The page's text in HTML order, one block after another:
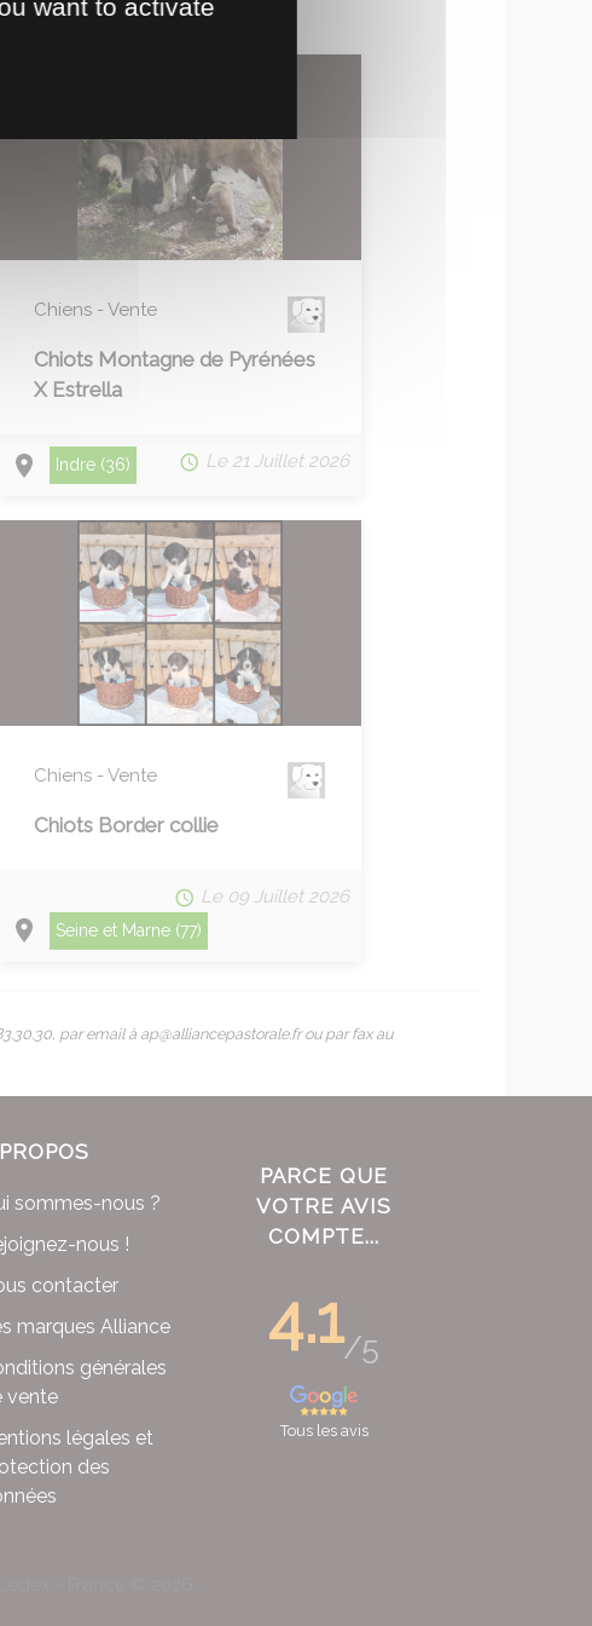
Chiens - Vente
Chiots Montagne de Pyrénées
X Estrella
Le 21 Juillet 2026
Indre (36)
Chiens - Vente
Chiots Border collie
Le 09 Juillet 2026
Seine et Marne (77)
par email à ap@alliancepastorale.frou par fax au
sommes-nous ?
nous !
contacter
marques Alliance
générales
vente
légales et
des
PARCE QUE
VOTRE AVIS
COMPTE...
4.1/5
Tous les avis
want to activate